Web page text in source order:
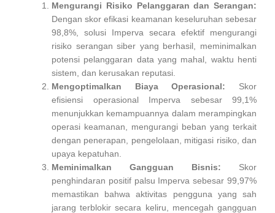
Mengurangi Risiko Pelanggaran dan Serangan:
Dengan skor efikasi keamanan keseluruhan sebesar
98,8%, solusi Imperva secara efektif mengurangi
risiko serangan siber yang berhasil, meminimalkan
potensi pelanggaran data yang mahal, waktu henti
sistem, dan kerusakan reputasi.
Mengoptimalkan Biaya Operasional: Skor
efisiensi operasional Imperva sebesar 99,1%
menunjukkan kemampuannya dalam merampingkan
operasi keamanan, mengurangi beban yang terkait
dengan penerapan, pengelolaan, mitigasi risiko, dan
upaya kepatuhan.
Meminimalkan Gangguan Bisnis: Skor
penghindaran positif palsu Imperva sebesar 99,97%
memastikan bahwa aktivitas pengguna yang sah
jarang terblokir secara keliru, mencegah gangguan